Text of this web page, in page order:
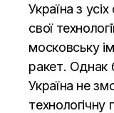
Україна з
свої
московську
ракет.
Україна не
технологічну